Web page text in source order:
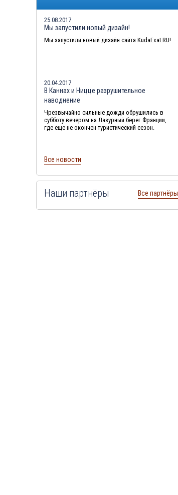
25.08.2017
Мы запустили новый дизайн!
Мы запустили новый дизайн сайта KudaExat.RU!
20.04.2017
В Каннах и Ницце разрушительное
наводнение
Чрезвычайно сильные дожди обрушились в
субботу вечером на Лазурный берег Франции,
где еще не окончен туристический сезон.
Все новости
Наши партнёры Все партнёры